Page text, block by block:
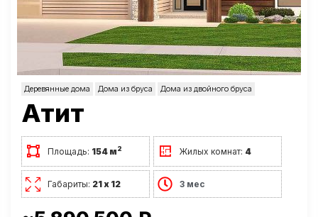
Деревянные дома Дома из бруса Дома из двойного бруса
Атит
Площадь: 154 м2 Жилых комнат: 4
Габариты: 21 х 12 3 мес